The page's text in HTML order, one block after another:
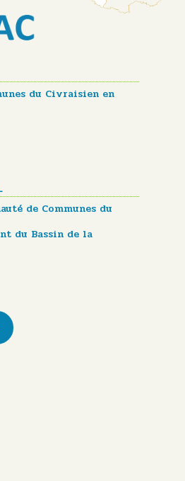
du Civraisien en
de Communes du
du Bassin de la